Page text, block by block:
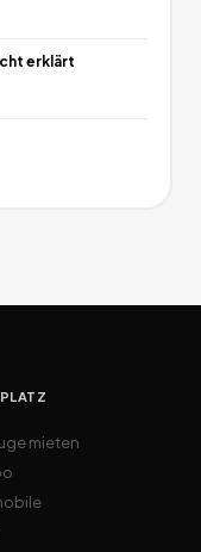
erklärt
mieten